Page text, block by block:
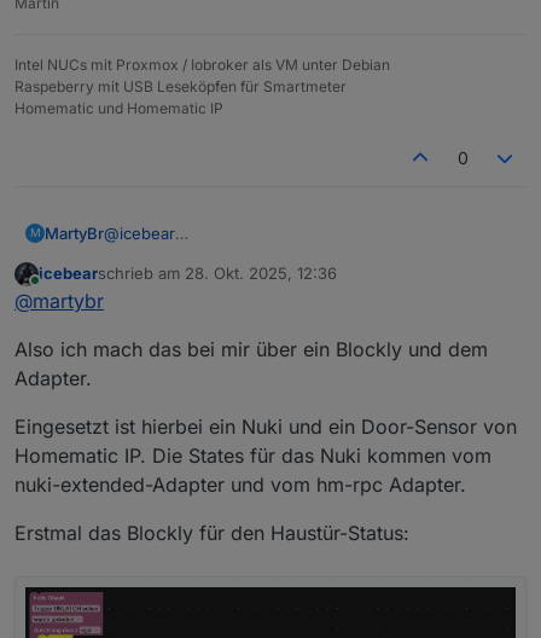
'Unscharf' zu schalten?
Deshalb hab ich mich dann doch dazu entschieden,
das ganze so zu regeln, das wenn mein NUKI die
Intel NUCs mit Proxmox / Iobroker als VM unter Debian
Raspeberry mit USB Leseköpfen für Smartmeter
Homematic und Homematic IP
0
M MartyBr@icebear
den Trigger aus? Hast du mal bitte den Code für mich?
Online
icebearschrieb am 28. Okt. 2025, 12:36
zuletzt editiert von
@martybr
Also ich mach das bei mir über ein Blockly und dem
Adapter.
Eingesetzt ist hierbei ein Nuki und ein Door-Sensor von
Homematic IP. Die States für das Nuki kommen vom
nuki-extended-Adapter und vom hm-rpc Adapter.
Erstmal das Blockly für den Haustür-Status: